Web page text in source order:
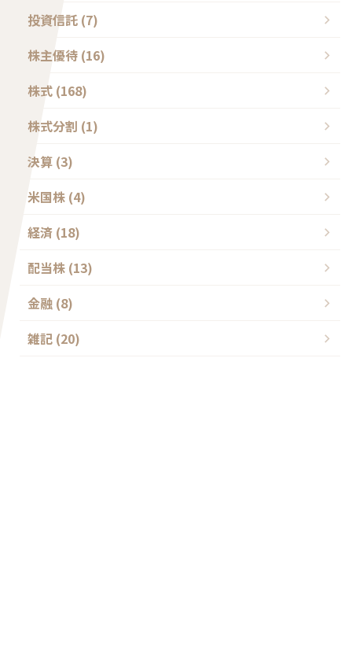
投資信託 (7)
株主優待 (16)
株式 (168)
株式分割 (1)
決算 (3)
米国株 (4)
経済 (18)
配当株 (13)
金融 (8)
雑記 (20)